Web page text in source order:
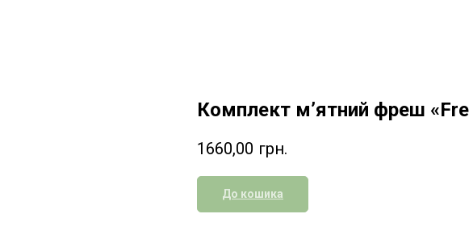
Комплект м’ятний фреш
1660,00 грн.
До кошика